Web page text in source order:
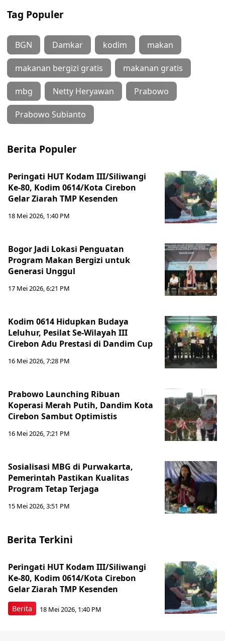
Tag Populer
BGN Damkar kodim makan
makanan bergizi gratis makanan gratis
mbg Netty Heryawan Prabowo
Prabowo Subianto
Berita Populer
Peringati HUT Kodam III/Siliwangi
Ke-80, Kodim 0614/Kota Cirebon
Gelar Ziarah TMP Kesenden
18 Mei 2026, 1:40 PM
Bogor Jadi Lokasi Penguatan
Program Makan Bergizi untuk
Generasi Unggul
17 Mei 2026, 6:21 PM
Kodim 0614 Hidupkan Budaya
Leluhur, Pesilat Se-Wilayah III
Cirebon Adu Prestasi di Dandim Cup
16 Mei 2026, 7:28 PM
Prabowo Launching Ribuan
Koperasi Merah Putih, Dandim Kota
Cirebon Sambut Optimistis
16 Mei 2026, 7:21 PM
Sosialisasi MBG di Purwakarta,
Pemerintah Pastikan Kualitas
Program Tetap Terjaga
15 Mei 2026, 3:51 PM
Berita Terkini
Berita
Peringati HUT Kodam III/Siliwangi
Ke-80, Kodim 0614/Kota Cirebon
Gelar Ziarah TMP Kesenden
18 Mei 2026, 1:40 PM